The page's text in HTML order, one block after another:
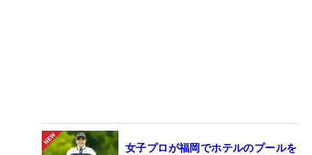
女子プロが福岡でホテルのプールを